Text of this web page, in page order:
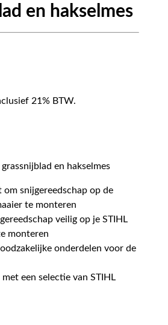
en hakselmes
21% BTW.
en hakselmes
om snijgereedschap op de
te monteren
veilig op je STIHL
monteren
onderdelen voor de
een selectie van STIHL